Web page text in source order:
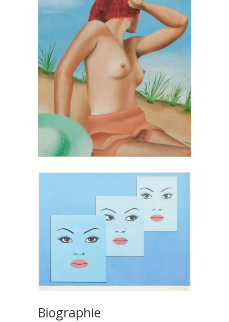
Huile sur toile de Felix Labisse
– Assis dans les dunes vers
LABISSE, Félix
Lithographie sur papier Rives
de Felix Labisse – Titrée:
Patrouille Diurne, 1967 -1969
LABISSE, Félix
Biographie